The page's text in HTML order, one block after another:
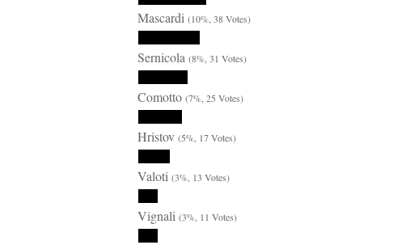
Mascardi (10%, 38 Votes)
Sernicola (8%, 31 Votes)
Comotto (7%, 25 Votes)
Hristov (5%, 17 Votes)
Valoti (3%, 13 Votes)
Vignali (3%, 11 Votes)